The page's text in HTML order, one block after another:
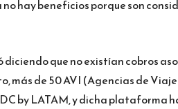
hay beneficios porque son
que no existían cobros
más de 50 AVI (Agencias de
by LATAM, y dicha plataforma